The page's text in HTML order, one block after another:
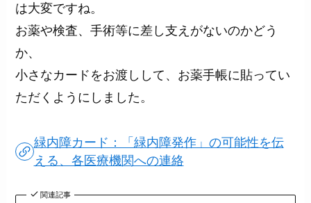
は大変ですね。
お薬や検査、手術等に差し支えがないのかどう
か、
小さなカードをお渡しして、お薬手帳に貼ってい
ただくようにしました。
緑内障カード：「緑内障発作」の可能性を伝
える、各医療機関への連絡
関連記事